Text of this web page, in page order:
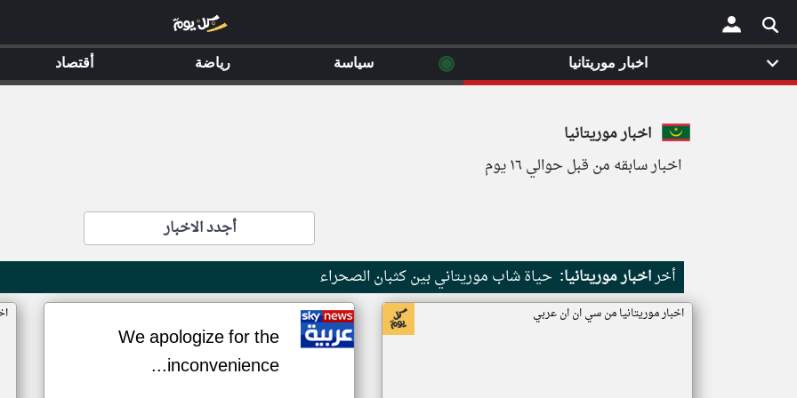
×
اخبار موريتانيا
اخبار سابقه من قبل حوالي ١٦ يوم
أجدد الاخبار
أخراخبار موريتانيا: حياة شاب موريتاني بين كثبان الصحراء
اخبار موريتانيا من سي ان ان عربي
We apologize for the
inconvenience...
اخبار موريتانيا ◉ سياسة رياضة أقتصاد